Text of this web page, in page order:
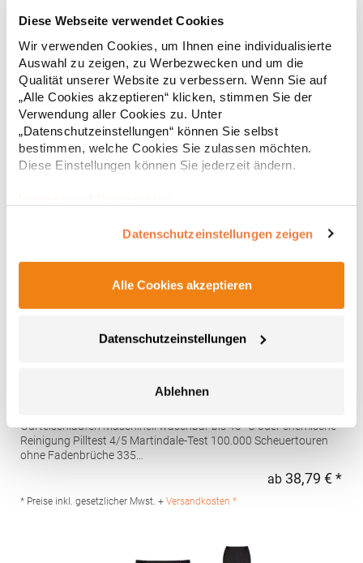
Diese Webseite verwendet Cookies
Wir verwenden Cookies, um Ihnen eine individualisierte
Auswahl zu zeigen, zu Werbezwecken und um die
Qualität unserer Website zu verbessern. Wenn Sie auf
„Alle Cookies akzeptieren“ klicken, stimmen Sie der
Verwendung aller Cookies zu. Unter
„Datenschutzeinstellungen“ können Sie selbst
bestimmen, welche Cookies Sie zulassen möchten.
Diese Einstellungen können Sie jederzeit ändern.
Datenschutzeinstellungen zeigen
Alle Cookies akzeptieren
Datenschutzeinstellungen
Ablehnen
BR803 Brook Taverner Verona Bistro-Bluse für Damen
Kurzarm Damenbluse Rundhals Details an der Vorderfalte Bust
darts Sportmanschette mit goldenem Knopf Goldener
Reissverschluss am Rücken Maschinell waschbar bis 30
°CGrammatur: 140 g/m² Materialzusammensetzung: 100%
PolyesterAngaben zur Produktsicherheit: Herst.-Nr.:
2280 Hersteller: Brook Taverner BV Keizersgracht 482 1071EG
Amsterdam Niederlande E-Mail: sales@brooktaverner.com
ab
* Preise inkl. gesetzlicher Mwst. +Versandkosten *
Gürtelschlaufen Maschinell waschbar bis 40° C oder chemische
Reinigung Pilltest 4/5 Martindale-Test 100.000 Scheuertouren
ohne Fadenbrüche 335
g/m²Materialzusammensetzung: 100% PolyesterAngaben zur
Produktsicherheit: Herst.-Nr.: 8648Hersteller: Brook Taverner BV
ab 38,79 € *
* Preise inkl. gesetzlicher Mwst. + Versandkosten *